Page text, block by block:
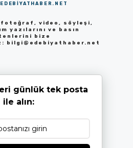
fotoğraf, video, söyleşi,
yazılarını ve basın
bize
bilgi@edebiyathaber.net
günlük tek posta
ile alın: